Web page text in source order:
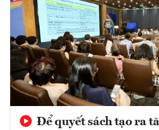
Để quyết sách tạo ra